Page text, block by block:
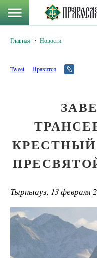
Главная Новости
Tweet Нравится
Тырныауз, 13 февраля